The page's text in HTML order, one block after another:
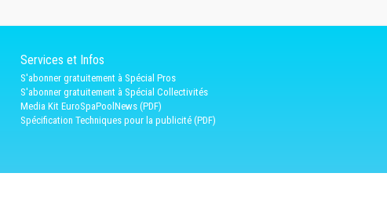
Services et Infos
S'abonner gratuitement à Spécial Pros
S'abonner gratuitement à Spécial Collectivités
Media Kit EuroSpaPoolNews (PDF)
Spécification Techniques pour la publicité (PDF)